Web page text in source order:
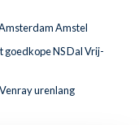
Amstel
goedkope NS Dal Vrij-
urenlang